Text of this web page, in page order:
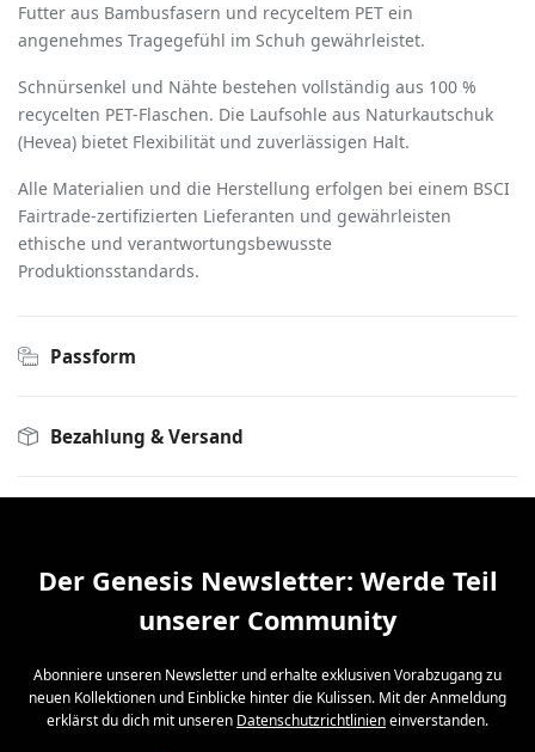
Futter aus Bambusfasern und recyceltem PET ein
angenehmes Tragegefühl im Schuh gewährleistet.
Schnürsenkel und Nähte bestehen vollständig aus 100 %
recycelten PET-Flaschen. Die Laufsohle aus Naturkautschuk
(Hevea) bietet Flexibilität und zuverlässigen Halt.
Alle Materialien und die Herstellung erfolgen bei einem BSCI
Fairtrade-zertifizierten Lieferanten und gewährleisten
ethische und verantwortungsbewusste
Produktionsstandards.
Passform
Bezahlung & Versand
Der Genesis Newsletter: Werde Teil
unserer Community
Abonniere unseren Newsletter und erhalte exklusiven Vorabzugang zu
neuen Kollektionen und Einblicke hinter die Kulissen. Mit der Anmeldung
erklärst du dich mit unseren Datenschutzrichtlinieneinverstanden.